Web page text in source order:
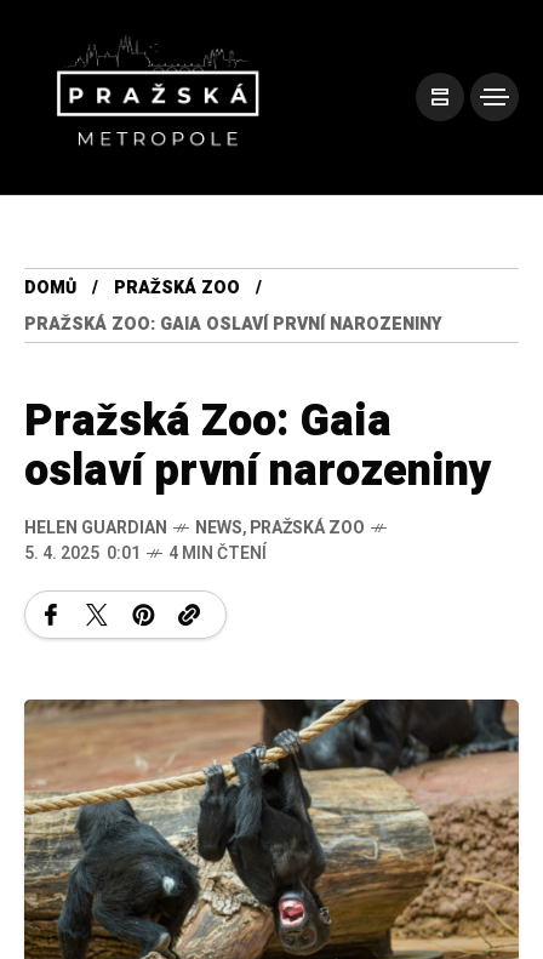
DOMŮ
PRAŽSKÁ ZOO
PRAŽSKÁ ZOO: GAIA OSLAVÍ PRVNÍ NAROZENINY
Pražská Zoo: Gaia
oslaví první narozeniny
HELEN GUARDIAN NEWS,PRAŽSKÁ ZOO
5. 4. 2025 0:01
4 MIN ČTENÍ